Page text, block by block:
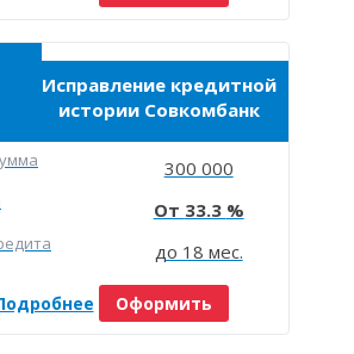
Исправление кредитной
истории Совкомбанк
300 000
33.3
до 18 мес.
Оформить